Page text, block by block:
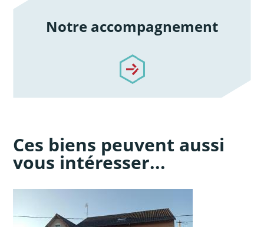
Notre accompagnement
/notre-accompagnement
Ces biens peuvent aussi
vous intéresser...